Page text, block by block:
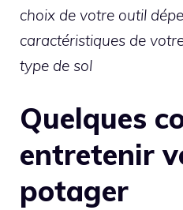
choix de votre outil
caractéristiques de
type de sol
Quelques
entretenir
potager